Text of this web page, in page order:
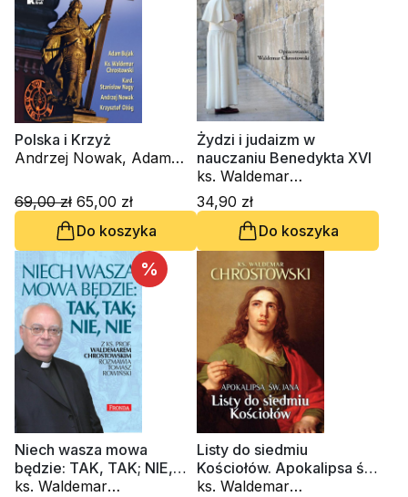
Danuta Piekarz
Polska i Krzyż
Andrzej Nowak, Adam
Chrostowski
69,00 zł 65,00 zł
Do koszyka
Żydzi i judaizm w
nauczaniu Benedykta XVI
ks. Waldemar
Chrostowski
34,90 zł
Do koszyka
%
Niech wasza mowa
będzie: TAK, TAK; NIE,
NIE
ks. Waldemar
Listy do siedmiu
Kościołów. Apokalipsa św.
Jana
ks. Waldemar